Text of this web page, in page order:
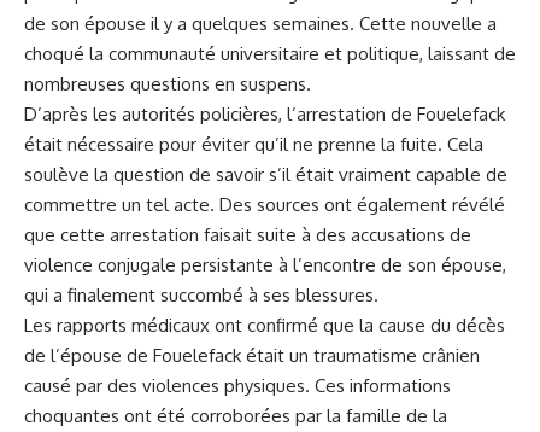
de son épouse il​ y a quelques semaines. ​Cette nouvelle a
choqué la communauté⁢ universitaire et politique, laissant de
nombreuses questions en suspens.
D’après les autorités policières, l’arrestation de Fouelefack
était nécessaire pour éviter​ qu’il ne prenne la ⁢fuite. Cela
soulève la question de⁢ savoir s’il ⁣était vraiment capable de
commettre un tel acte. Des sources ont également révélé
que cette arrestation ​faisait suite à des ⁣accusations de
violence conjugale persistante à​ l’encontre de son épouse,
qui a finalement succombé à ses blessures.
Les rapports médicaux ont confirmé que la cause du décès
de l’épouse de Fouelefack était un traumatisme crânien
causé par des violences physiques. ‍Ces informations
choquantes ont ‌été ‌corroborées par la famille ⁤de ⁤la